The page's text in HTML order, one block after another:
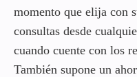
momento que elija con
consultas desde
cuando cuente con los
También supone un